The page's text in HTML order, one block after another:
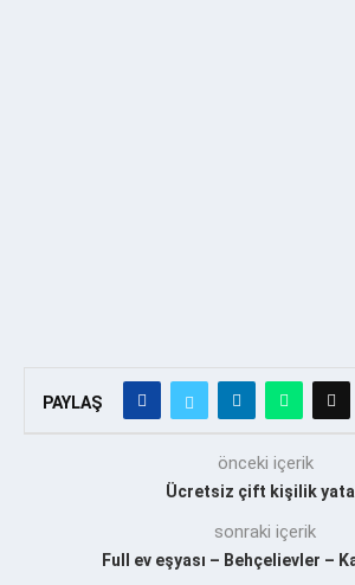
PAYLAŞ
önceki içerik
Ücretsiz çift kişilik
sonraki içerik
Full ev eşyası – Behçelievler –